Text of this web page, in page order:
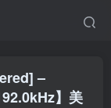
–
】美